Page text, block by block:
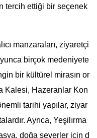
tercih ettiği bir seçenek
manzaraları, ziyaretçi
birçok medeniyete
bir kültürel mirasın or
Kalesi, Hazeranlar Kon
tarihi yapılar, ziyar
Ayrıca, Yeşilırma
doğa severler için d